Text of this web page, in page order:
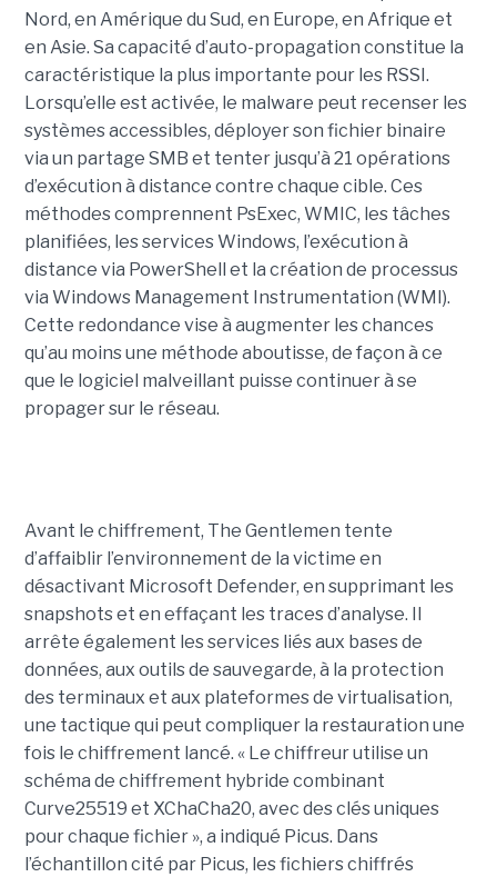
Nord, en Amérique du Sud, en Europe, en Afrique et
en Asie. Sa capacité d’auto-propagation constitue la
caractéristique la plus importante pour les RSSI.
Lorsqu’elle est activée, le malware peut recenser les
systèmes accessibles, déployer son fichier binaire
via un partage SMB et tenter jusqu’à 21 opérations
d’exécution à distance contre chaque cible. Ces
méthodes comprennent PsExec, WMIC, les tâches
planifiées, les services Windows, l’exécution à
distance via PowerShell et la création de processus
via Windows Management Instrumentation (WMI).
Cette redondance vise à augmenter les chances
qu’au moins une méthode aboutisse, de façon à ce
que le logiciel malveillant puisse continuer à se
propager sur le réseau.
Avant le chiffrement, The Gentlemen tente
d’affaiblir l’environnement de la victime en
désactivant Microsoft Defender, en supprimant les
snapshots et en effaçant les traces d’analyse. Il
arrête également les services liés aux bases de
données, aux outils de sauvegarde, à la protection
des terminaux et aux plateformes de virtualisation,
une tactique qui peut compliquer la restauration une
fois le chiffrement lancé. « Le chiffreur utilise un
schéma de chiffrement hybride combinant
Curve25519 et XChaCha20, avec des clés uniques
pour chaque fichier », a indiqué Picus. Dans
l’échantillon cité par Picus, les fichiers chiffrés